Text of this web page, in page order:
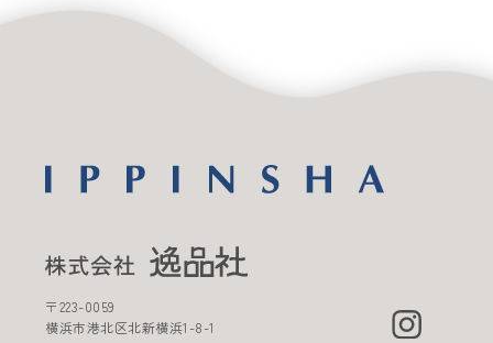
〒223-0059
横浜市港北区北新横浜1-8-1